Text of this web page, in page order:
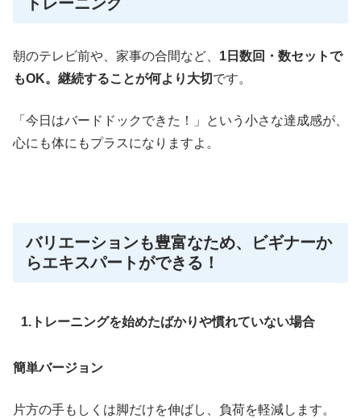
朝のテレビ前や、家事の合間など、 1日数回・数セットで
もOK。継続することが何より大切 です。
「今日はバードドックできた！」という小さな達成感が、
心にも体にもプラスになりますよ。
バリエーションも豊富なため、ビギナーか
らエキスパートができる！
1.トレーニングを始めたばかりや慣れていない場合
簡単バージョン
片方の手もしくは脚だけを伸ばし、負荷を軽減します。